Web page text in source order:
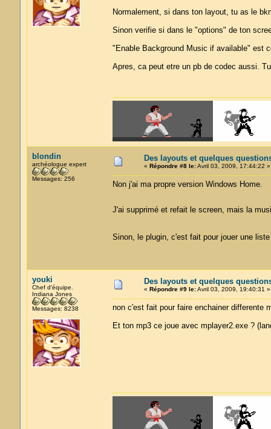
Normalement, si dans ton layout, tu as le
Sinon verifie si dans le "options" de ton
"Enable Background Music if available" est
Apres, ca peut etre un pb de codec aussi.
blondin
archéologue expert
Messages: 256
Des layouts et quelques
« Répondre #8 le:Avril 03, 2009, 17:44:22 »
Non j'ai ma propre version Windows Home.
J'ai supprimé et refait le screen, mais la
Sinon, le plugin, c'est fait pour jouer une
youki
Chef d'équipe.
Indiana Jones
Messages: 8238
Des layouts et quelques
« Répondre #9 le:Avril 03, 2009, 19:40:31 »
non c'est fait pour faire enchainer differente
Et ton mp3 ce joue avec mplayer2.exe ?